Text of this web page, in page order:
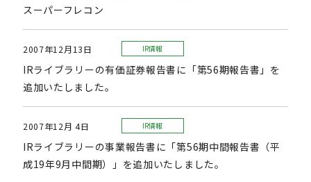
スーパーフレコン
2007年12月13日 IR情報
IRライブラリーの有価証券報告書に「第56期報告書」を
追加いたしました。
2007年12月 4日 IR情報
IRライブラリーの事業報告書に「第56期中間報告書（平
成19年9月中間期）」を追加いたしました。